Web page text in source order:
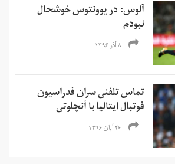
آلوس: در یوونتوس خوشحال
نبودم
۸ آذر ۱۳۹۶
تماس تلفنی سران فدراسیون
فوتبال ایتالیا با آنچلوتی
۲۶ آبان ۱۳۹۶